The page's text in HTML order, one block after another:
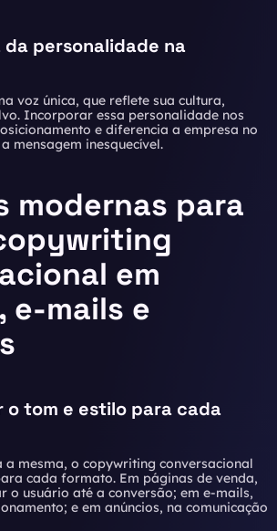
personalidade na
voz única, que reflete sua cultura,
Incorporar essa personalidade nos
e diferencia a empresa no
mensagem inesquecível.
modernas para
em
e-mails e
o tom e estilo para cada
a mesma, o copywriting conversacional
cada formato. Em páginas de venda,
o usuário até a conversão; em e-mails,
e em anúncios, na comunicação